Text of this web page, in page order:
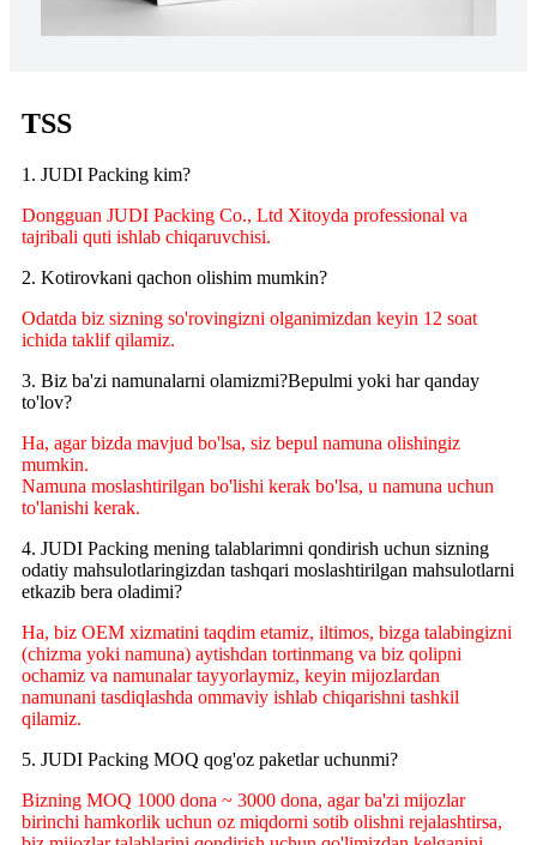
TSS
1. JUDI Packing kim?
Dongguan JUDI Packing Co., Ltd Xitoyda professional va
tajribali quti ishlab chiqaruvchisi.
2. Kotirovkani qachon olishim mumkin?
Odatda biz sizning so'rovingizni olganimizdan keyin 12 soat
ichida taklif qilamiz.
3. Biz ba'zi namunalarni olamizmi?Bepulmi yoki har qanday
to'lov?
Ha, agar bizda mavjud bo'lsa, siz bepul namuna olishingiz
mumkin.
Namuna moslashtirilgan bo'lishi kerak bo'lsa, u namuna uchun
to'lanishi kerak.
4. JUDI Packing mening talablarimni qondirish uchun sizning
odatiy mahsulotlaringizdan tashqari moslashtirilgan mahsulotlarni
etkazib bera oladimi?
Ha, biz OEM xizmatini taqdim etamiz, iltimos, bizga talabingizni
(chizma yoki namuna) aytishdan tortinmang va biz qolipni
ochamiz va namunalar tayyorlaymiz, keyin mijozlardan
namunani tasdiqlashda ommaviy ishlab chiqarishni tashkil
qilamiz.
5. JUDI Packing MOQ qog'oz paketlar uchunmi?
Bizning MOQ 1000 dona ~ 3000 dona, agar ba'zi mijozlar
birinchi hamkorlik uchun oz miqdorni sotib olishni rejalashtirsa,